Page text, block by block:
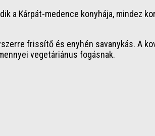
a Kárpát-medence konyhája, mindez
frissítő és enyhén savanykás. A
vegetáriánus fogásnak.